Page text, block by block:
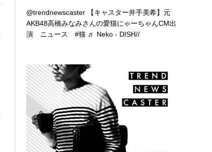
@trendnewscaster 【キャスター井手美希】元
AKB48高橋みなみさんの愛猫にゃーちゃんCM出
演 ニュース#猫 ♬ Neko - DISH//